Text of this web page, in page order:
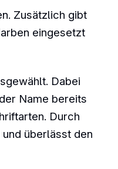
Zusätzlich gibt
eingesetzt
Dabei
Name bereits
Durch
überlässt den